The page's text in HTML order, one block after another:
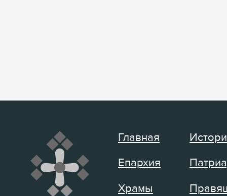
Главная
Епархия
Храмы